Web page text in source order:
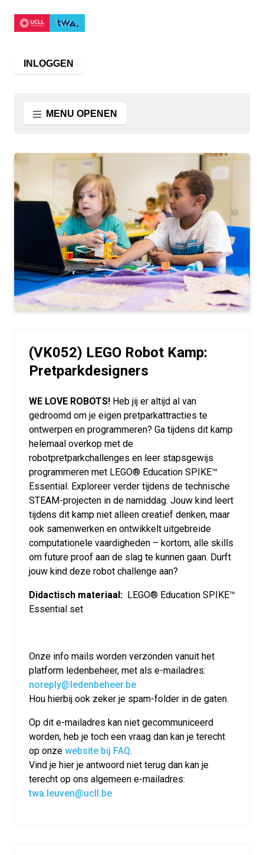
INLOGGEN
MENU OPENEN
(VK052) LEGO Robot Kamp:
Pretparkdesigners
WE LOVE ROBOTS! Heb jij er altijd al van
gedroomd om je eigen pretparkattracties te
ontwerpen en programmeren? Ga tijdens dit kamp
helemaal overkop met de
robotpretparkchallenges en leer stapsgewijs
programmeren met LEGO® Education SPIKE™
Essential. Exploreer verder tijdens de technische
STEAM-projecten in de namiddag. Jouw kind leert
tijdens dit kamp niet alleen creatief denken, maar
ook samenwerken en ontwikkelt uitgebreide
computationele vaardigheden – kortom, alle skills
om future proof aan de slag te kunnen gaan. Durft
jouw kind deze robot challenge aan?
Didactisch materiaal: LEGO® Education SPIKE™
Essential set
Onze info mails worden verzonden vanuit het
platform ledenbeheer, met als e-mailadres:
noreply@ledenbeheer.be
Hou hierbij ook zeker je spam-folder in de gaten.
Op dit e-mailadres kan niet gecommuniceerd
worden, heb je toch een vraag dan kan je terecht
op onze website bij FAQ.
Vind je hier je antwoord niet terug dan kan je
terecht op ons algemeen e-mailadres:
twa.leuven@ucll.be